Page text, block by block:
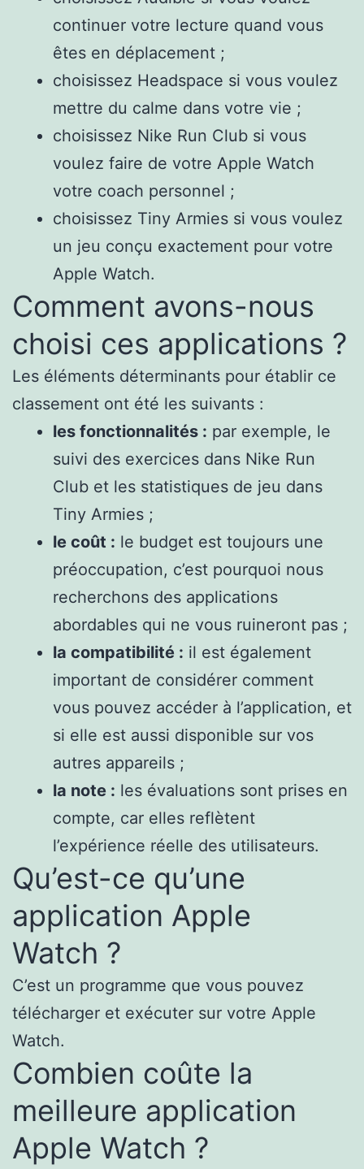
continuer votre lecture quand vous
êtes en déplacement ;
choisissez Headspace si vous voulez
mettre du calme dans votre vie ;
choisissez Nike Run Club si vous
voulez faire de votre Apple Watch
votre coach personnel ;
choisissez Tiny Armies si vous voulez
un jeu conçu exactement pour votre
Apple Watch.
Comment avons-nous
choisi ces applications ?
Les éléments déterminants pour établir ce
classement ont été les suivants :
les fonctionnalités : par exemple, le
suivi des exercices dans Nike Run
Club et les statistiques de jeu dans
Tiny Armies ;
le coût : le budget est toujours une
préoccupation, c’est pourquoi nous
recherchons des applications
abordables qui ne vous ruineront pas ;
la compatibilité : il est également
important de considérer comment
vous pouvez accéder à l’application, et
si elle est aussi disponible sur vos
autres appareils ;
la note : les évaluations sont prises en
compte, car elles reflètent
l’expérience réelle des utilisateurs.
Qu’est-ce qu’une
application Apple
Watch ?
C’est un programme que vous pouvez
télécharger et exécuter sur votre Apple
Watch.
Combien coûte la
meilleure application
Apple Watch ?